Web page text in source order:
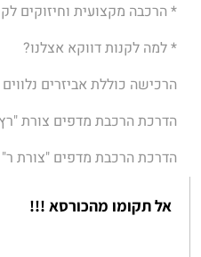
* הרכבה מקצועית וחיזוקים
* למה לקנות דווקא אצלנו?
הרכישה כוללת אביזרים נלווים
הדרכת הרכבת מדפים צורת
הדרכת הרכבת מדפים "צורת ר"
אל תקומו מהכורסא !!!